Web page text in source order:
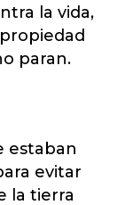
la vida,
paran.
estaban
evitar
la tierra